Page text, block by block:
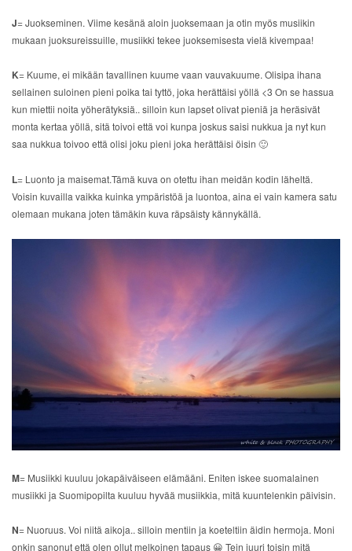
J= Juokseminen. Viime kesänä aloin juoksemaan ja otin myös musiikin
mukaan juoksureissuille, musiikki tekee juoksemisesta vielä kivempaa!
K= Kuume, ei mikään tavallinen kuume vaan vauvakuume. Olisipa ihana
sellainen suloinen pieni poika tai tyttö, joka herättäisi yöllä <3 On se hassua
kun miettii noita yöherätyksiä.. silloin kun lapset olivat pieniä ja heräsivät
monta kertaa yöllä, sitä toivoi että voi kunpa joskus saisi nukkua ja nyt kun
saa nukkua toivoo että olisi joku pieni joka herättäisi öisin 🙂
L= Luonto ja maisemat.Tämä kuva on otettu ihan meidän kodin läheltä.
Voisin kuvailla vaikka kuinka ympäristöä ja luontoa, aina ei vain kamera satu
olemaan mukana joten tämäkin kuva räpsäisty kännykällä.
M= Musiikki kuuluu jokapäiväiseen elämääni. Eniten iskee suomalainen
musiikki ja Suomipopilta kuuluu hyvää musiikkia, mitä kuuntelenkin päivisin.
N= Nuoruus. Voi niitä aikoja.. silloin mentiin ja koeteltiin äidin hermoja. Moni
onkin sanonut että olen ollut melkoinen tapaus 😀 Tein juuri toisin mitä